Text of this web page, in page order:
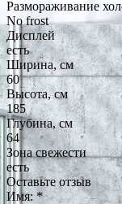
Размораживание
No frost
Дисплей
есть
Ширина, см
60
Высота, см
185
Глубина, см
64
Зона свежести
есть
Оставьте отзыв
Имя: *